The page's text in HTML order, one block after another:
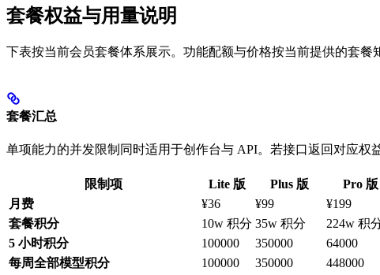
套餐权益与用量说明
下表按当前会员套餐体系展示。功能配额与价格按当前提供的套餐
套餐汇总
单项能力的并发限制同时适用于创作台与 API。若接口返回对应权
限制项 Lite 版 Plus 版 Pro 版
月费
¥36 ¥99 ¥199
套餐积分
10w 积分 35w 积分 224w 积
5 小时积分
100000 350000 64000
每周全部模型积分
100000 350000 448000